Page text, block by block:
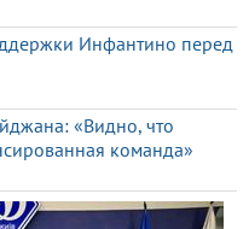
Инфантино перед
«Видно, что
команда»